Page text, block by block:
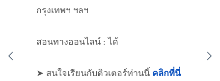
กรุงเทพฯ ฯลฯ
สอนทางออนไลน์ : ได้
➤ สนใจเรียนกับติวเตอร์ท่านนี้ คลิกที่นี่